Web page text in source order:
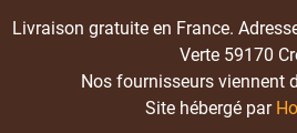
Livraison gratuite en France.
Verte 59170
Nos fournisseurs viennent
Site hébergé par